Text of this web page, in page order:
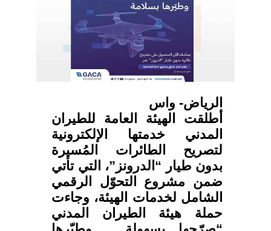
الرياض- واس
أطلقت الهيئة العامة للطيران
المدني خدمتها الإلكترونية
لتصريح الطائرات المُسيرة
بدون طيار “الدرونز”، التي تأتي
ضمن مشروع التحوّل الرقمي
الشامل لخدمات الهيئة، وجاءت
حملة هيئة الطيران المدني